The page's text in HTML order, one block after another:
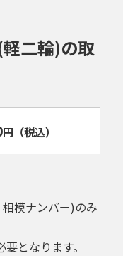
二輪)の取
円 （税込）
模ナンバー)のみ
となります。